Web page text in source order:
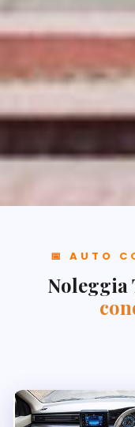
📅 AUTO
Noleggia